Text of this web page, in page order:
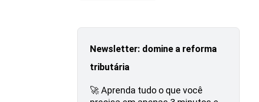
Newsletter: domine a reforma
tributária
🚀 Aprenda tudo o que você